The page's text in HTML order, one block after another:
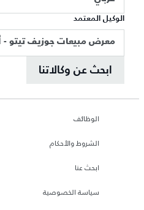
الوكيل المعتمد
معرض مبيعات جوزيف تيتو -
ابحث عن وكالاتنا
الوظائف
الشروط والأحكام
ابحث عنا
سياسة الخصوصية